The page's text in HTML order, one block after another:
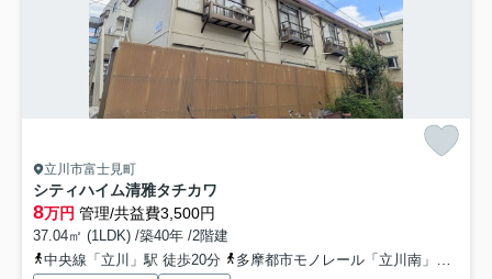
立川市富士見町
シティハイム清雅タチカワ
8万円 管理/共益費3,500円
37.04㎡ (1LDK) /築40年 /2階建
中央線「立川」駅 徒歩20分
多摩都市モノレール「立川南」駅 徒歩19分